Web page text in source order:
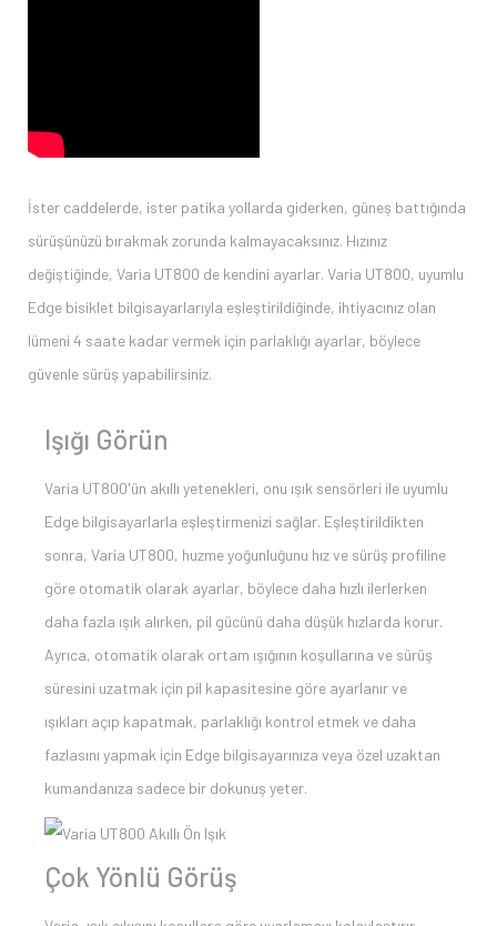
İster caddelerde, ister patika yollarda giderken, güneş battığında
sürüşünüzü bırakmak zorunda kalmayacaksınız. Hızınız
değiştiğinde, Varia UT800 de kendini ayarlar. Varia UT800, uyumlu
Edge bisiklet bilgisayarlarıyla eşleştirildiğinde, ihtiyacınız olan
lümeni 4 saate kadar vermek için parlaklığı ayarlar, böylece
güvenle sürüş yapabilirsiniz.
Işığı Görün
Varia UT800'ün akıllı yetenekleri, onu ışık sensörleri ile uyumlu
Edge bilgisayarlarla eşleştirmenizi sağlar. Eşleştirildikten
sonra, Varia UT800, huzme yoğunluğunu hız ve sürüş profiline
göre otomatik olarak ayarlar, böylece daha hızlı ilerlerken
daha fazla ışık alırken, pil gücünü daha düşük hızlarda korur.
Ayrıca, otomatik olarak ortam ışığının koşullarına ve sürüş
süresini uzatmak için pil kapasitesine göre ayarlanır ve
ışıkları açıp kapatmak, parlaklığı kontrol etmek ve daha
fazlasını yapmak için Edge bilgisayarınıza veya özel uzaktan
kumandanıza sadece bir dokunuş yeter.
Çok Yönlü Görüş